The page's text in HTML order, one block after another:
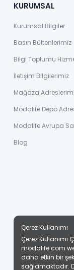
KURUMSAL
Kurumsal Bilgiler
Basın Bültenlerimiz
Bilgi Toplumu
İletişim Bilgilerimiz
Mağaza
Modalife Depo
Modalife Avrupa
Blog
Çerez Kullanımı
Çerez Kullanımı
modalife.com
daha etkin bir
sağlamaktadır.